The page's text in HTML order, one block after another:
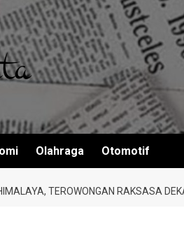
Olahraga Otomotif
TEROWONGAN RAKSASA